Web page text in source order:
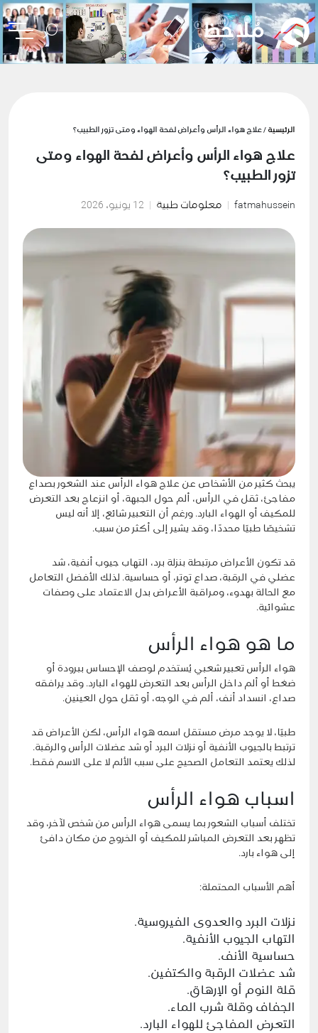
الرئيسية / علاج هواء الرأس وأعراض لفحة الهواء ومتى تزور الطبيب؟
علاج هواء الرأس وأعراض لفحة الهواء ومتى
تزور الطبيب؟
fatmahussein معلومات طبية 12 يونيو، 2026
يبحث كثير من الأشخاص عن علاج هواء الرأس عند الشعور بصداع
مفاجئ، ثقل في الرأس، ألم حول الجبهة، أو انزعاج بعد التعرض
للمكيف أو الهواء البارد. ورغم أن التعبير شائع، إلا أنه ليس
تشخيصًا طبيًا محددًا، وقد يشير إلى أكثر من سبب.
قد تكون الأعراض مرتبطة بنزلة برد، التهاب جيوب أنفية، شد
عضلي في الرقبة، صداع توتر، أو حساسية. لذلك الأفضل التعامل
مع الحالة بهدوء، ومراقبة الأعراض بدل الاعتماد على وصفات
عشوائية.
ما هو هواء الرأس
هواء الرأس تعبير شعبي يُستخدم لوصف الإحساس ببرودة أو
ضغط أو ألم داخل الرأس بعد التعرض للهواء البارد. وقد يرافقه
صداع، انسداد أنف، ألم في الوجه، أو ثقل حول العينين.
طبيًا، لا يوجد مرض مستقل اسمه هواء الرأس، لكن الأعراض قد
ترتبط بالجيوب الأنفية أو نزلات البرد أو شد عضلات الرأس والرقبة.
لذلك يعتمد التعامل الصحيح على سبب الألم لا على الاسم فقط.
اسباب هواء الرأس
تختلف أسباب الشعور بما يسمى هواء الرأس من شخص لآخر، وقد
تظهر بعد التعرض المباشر للمكيف أو الخروج من مكان دافئ
إلى هواء بارد.
أهم الأسباب المحتملة:
نزلات البرد والعدوى الفيروسية.
التهاب الجيوب الأنفية.
حساسية الأنف.
شد عضلات الرقبة والكتفين.
قلة النوم أو الإرهاق.
الجفاف وقلة شرب الماء.
التعرض المفاجئ للهواء البارد.